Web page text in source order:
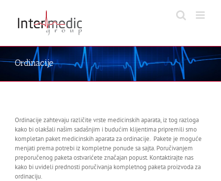
Ordinacije
Ordinacije zahtevaju različite vrste medicinskih aparata, iz tog razloga
kako bi olakšali našim sadašnjim i budućim klijentima pripremili smo
kompletan paket medicinskih aparata za ordinacije. Pakete je moguće
menjati prema potrebi iz kompletne ponude sa sajta. Poručivanjem
preporučenog paketa ostvarićete značajan popust. Kontaktirajte nas
kako bi uvideli prednosti poručivanja kompletnog paketa proizvoda za
ordinaciju.